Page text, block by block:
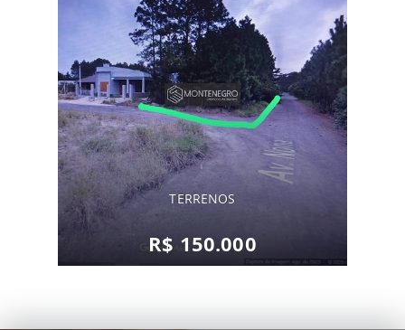
TERRENOS
R$ 150.000